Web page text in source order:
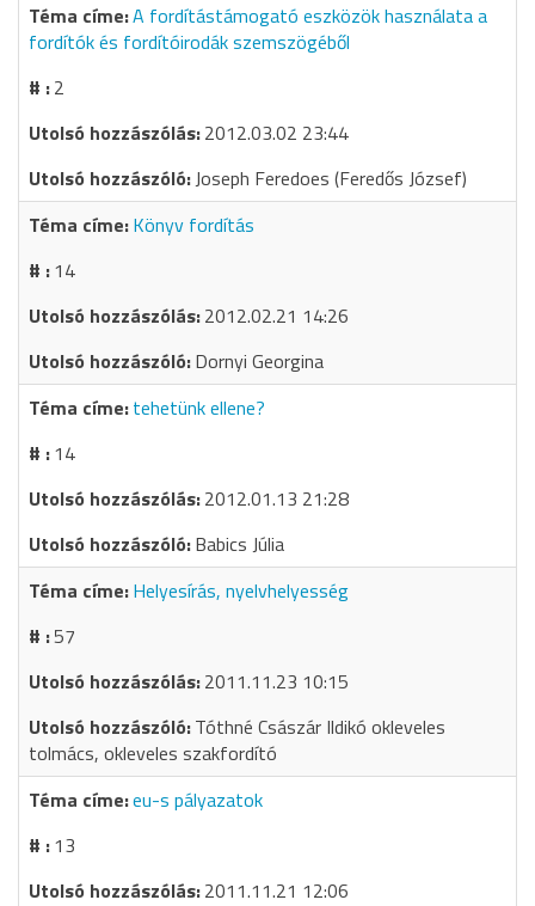
A fordítástámogató eszközök használata a
fordítók és fordítóirodák szemszögéből
2
2012.03.02 23:44
Joseph Feredoes (Feredős József)
Könyv fordítás
14
2012.02.21 14:26
Dornyi Georgina
tehetünk ellene?
14
2012.01.13 21:28
Babics Júlia
Helyesírás, nyelvhelyesség
57
2011.11.23 10:15
Tóthné Császár Ildikó okleveles
tolmács, okleveles szakfordító
eu-s pályazatok
13
2011.11.21 12:06